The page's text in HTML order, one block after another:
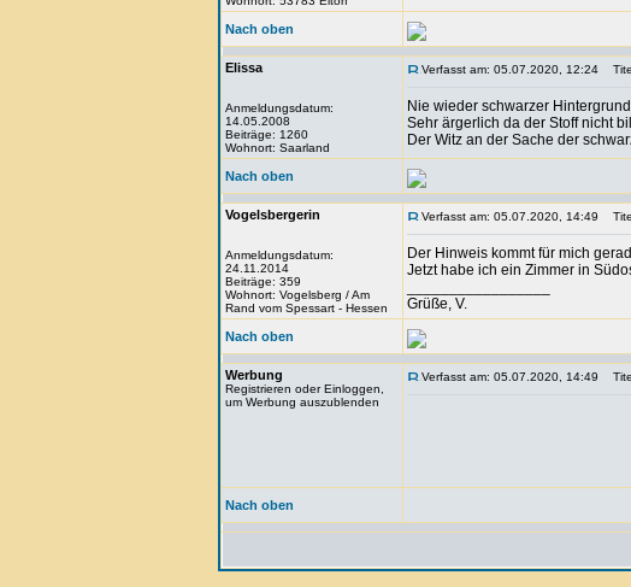
Nach oben
Elissa
Anmeldungsdatum:
14.05.2008
Beiträge: 1260
Wohnort: Saarland
Verfasst am: 05.07.2020, 12:24
Nie wieder schwarzer
Sehr ärgerlich da der Stoff nicht
Der Witz an der Sache der
Nach oben
Vogelsbergerin
Anmeldungsdatum:
24.11.2014
Beiträge: 359
Wohnort: Vogelsberg / Am
Rand vom Spessart - Hessen
Verfasst am: 05.07.2020, 14:49
Der Hinweis kommt für mich
Jetzt habe ich ein Zimmer in
Grüße, V.
Nach oben
Werbung
Registrieren oder Einloggen,
um Werbung auszublenden
Verfasst am: 05.07.2020, 14:49
Nach oben